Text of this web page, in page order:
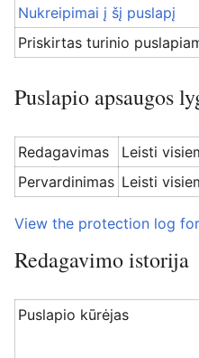
Nukreipimai į šį puslapį
Priskirtas turinio
Puslapio apsaugos
Redagavimas
Leisti
Pervardinimas Leisti
View the protection log
Redagavimo istorija
Puslapio kūrėjas